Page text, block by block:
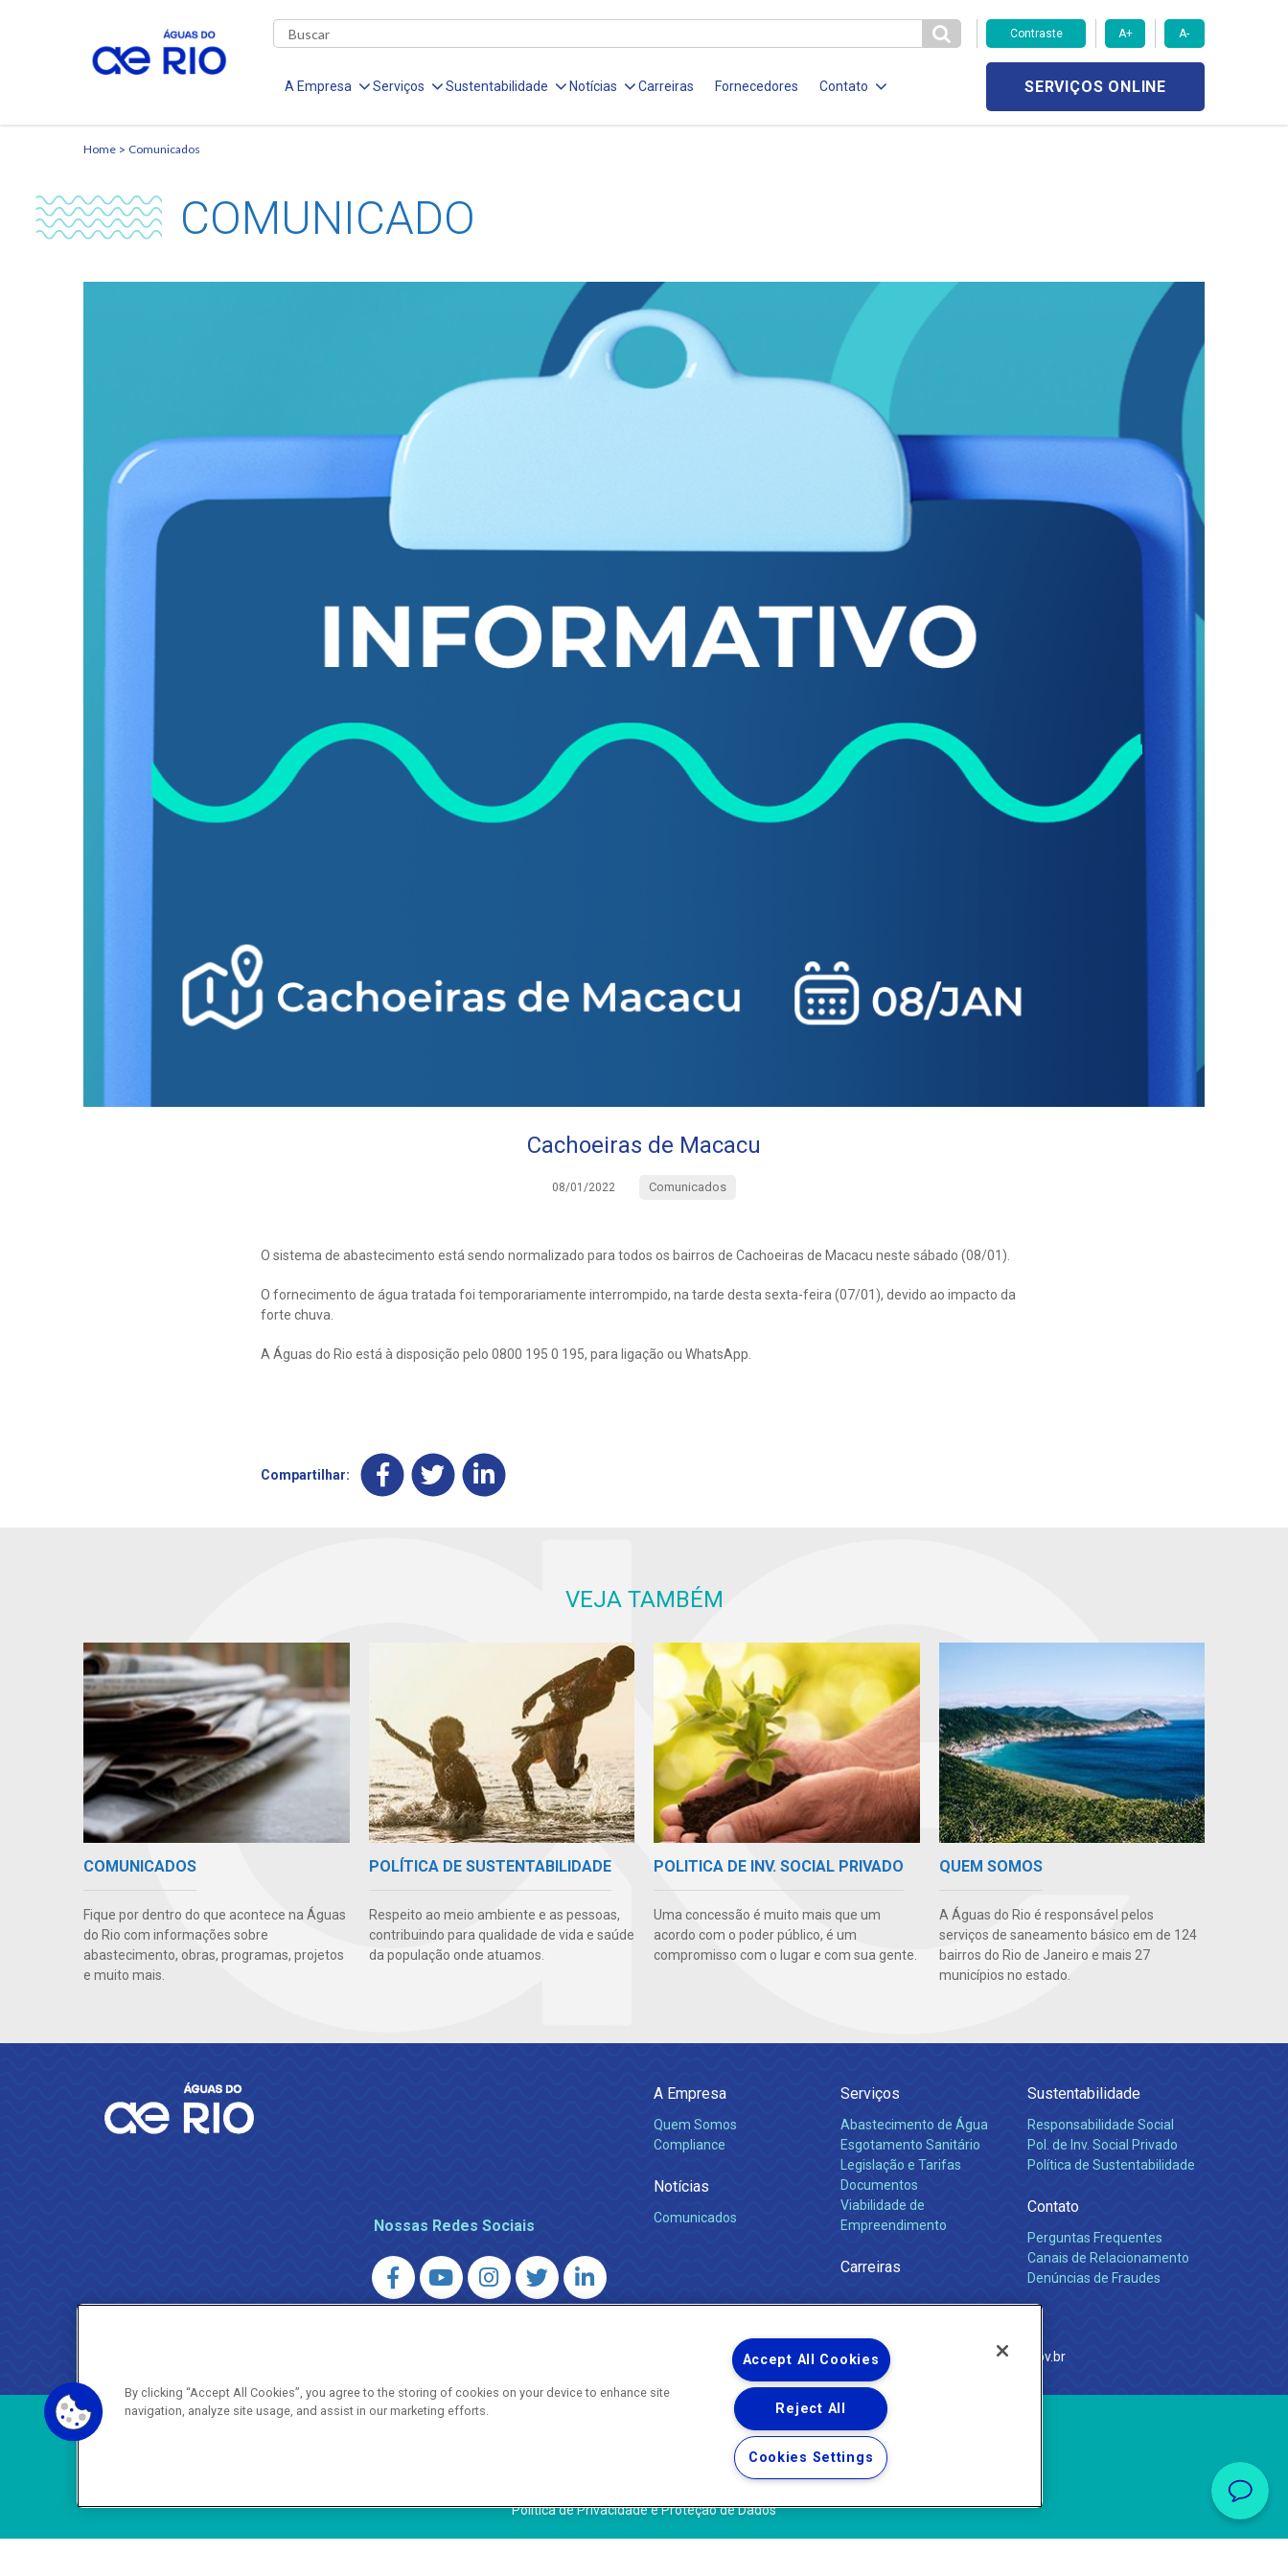
Contraste A+ A-
A Empresa Serviços Sustentabilidade Notícias Carreiras Fornecedores Contato SERVIÇOS ONLINE
Home Comunicados
COMUNICADO
Cachoeiras de Macacu
08/01/2022 Comunicados
O sistema de abastecimento está sendo normalizado para todos os bairros de Cachoeiras de Macacu neste sábado (08/01).
O fornecimento de água tratada foi temporariamente interrompido, na tarde desta sexta-feira (07/01), devido ao impacto da
forte chuva.
A Águas do Rio está à disposição pelo 0800 195 0 195, para ligação ou WhatsApp.
Compartilhar:
VEJA TAMBÉM
COMUNICADOS
Fique por dentro do que acontece na Águas
do Rio com informações sobre
abastecimento, obras, programas, projetos
e muito mais.
POLÍTICA DE SUSTENTABILIDADE
Respeito ao meio ambiente e as pessoas,
contribuindo para qualidade de vida e saúde
da população onde atuamos.
POLITICA DE INV. SOCIAL PRIVADO
Uma concessão é muito mais que um
acordo com o poder público, é um
compromisso com o lugar e com sua gente.
QUEM SOMOS
A Águas do Rio é responsável pelos
serviços de saneamento básico em de 124
bairros do Rio de Janeiro e mais 27
municípios no estado.
Nossas Redes Sociais
A Empresa
Quem Somos
Compliance
Notícias
Comunicados
Serviços
Abastecimento de Água
Esgotamento Sanitário
Legislação e Tarifas
Documentos
Viabilidade de
Empreendimento
Carreiras
Sustentabilidade
Responsabilidade Social
Pol. de Inv. Social Privado
Política de Sustentabilidade
Contato
Perguntas Frequentes
Canais de Relacionamento
Denúncias de Fraudes
AGENERSA – Agência Reguladora de Energia e Saneamento do Estado do Rio de Janeiro
ouvidoria.agenersa@gmail.com http://www.agenersa.rj.gov.br
Copyright ® 2026 - Todos os Direitos Reservados.
Política de Privacidade e Proteção de Dados
By clicking “Accept All Cookies”, you agree to the storing of cookies on your device to enhance site
navigation, analyze site usage, and assist in our marketing efforts.
Accept All Cookies
Reject All
Cookies Settings